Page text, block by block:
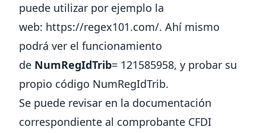
puede utilizar por ejemplo la
web: https://regex101.com/. Ahí mismo
podrá ver el funcionamiento
de NumRegIdTrib= 121585958, y probar su
propio código NumRegIdTrib.
Se puede revisar en la documentación
correspondiente al comprobante CFDI